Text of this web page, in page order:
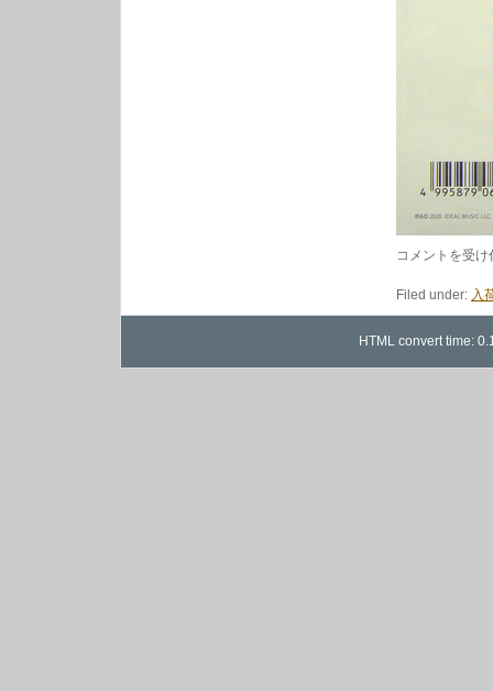
柴
子
/
ロ
コメントを受
Filed under: 入
HTML convert time: